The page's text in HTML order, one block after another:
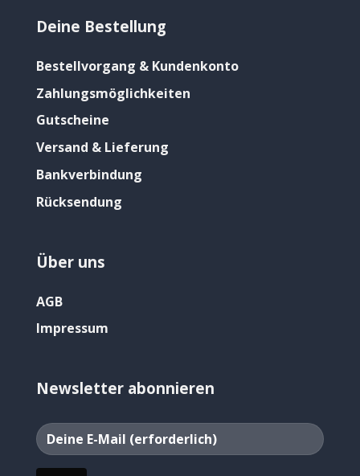
Deine Bestellung
Bestellvorgang & Kundenkonto
Zahlungsmöglichkeiten
Gutscheine
Versand & Lieferung
Bankverbindung
Rücksendung
Über uns
AGB
Impressum
Newsletter abonnieren